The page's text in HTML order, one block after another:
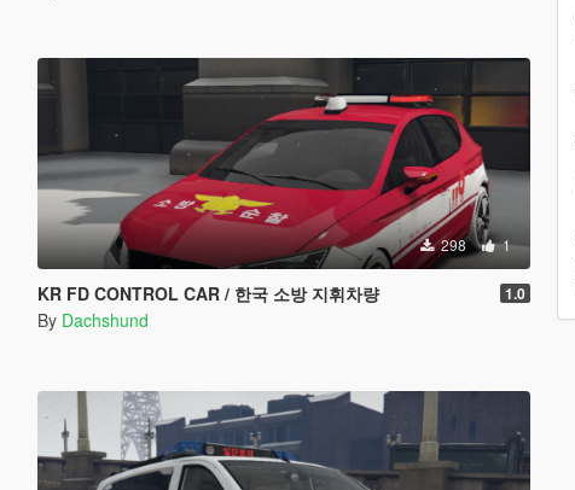
298 1
KR FD CONTROL CAR / 한국 소방 지휘차량 1.0
By Dachshund